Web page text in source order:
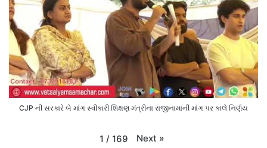
CJP ની સરકારે બે માંગ સ્વીકારી શિક્ષણ મંત્રીના રાજીનામાની માંગ પર કાલે નિર્ણય
1 / 169 Next »